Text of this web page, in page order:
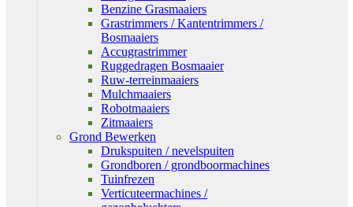
Benzine Grasmaaiers
Grastrimmers / Kantentrimmers /
Bosmaaiers
Accugrastrimmer
Ruggedragen Bosmaaier
Ruw-terreinmaaiers
Mulchmaaiers
Robotmaaiers
Zitmaaiers
Grond Bewerken
Drukspuiten / nevelspuiten
Grondboren / grondboormachines
Tuinfrezen
Verticuteermachines /